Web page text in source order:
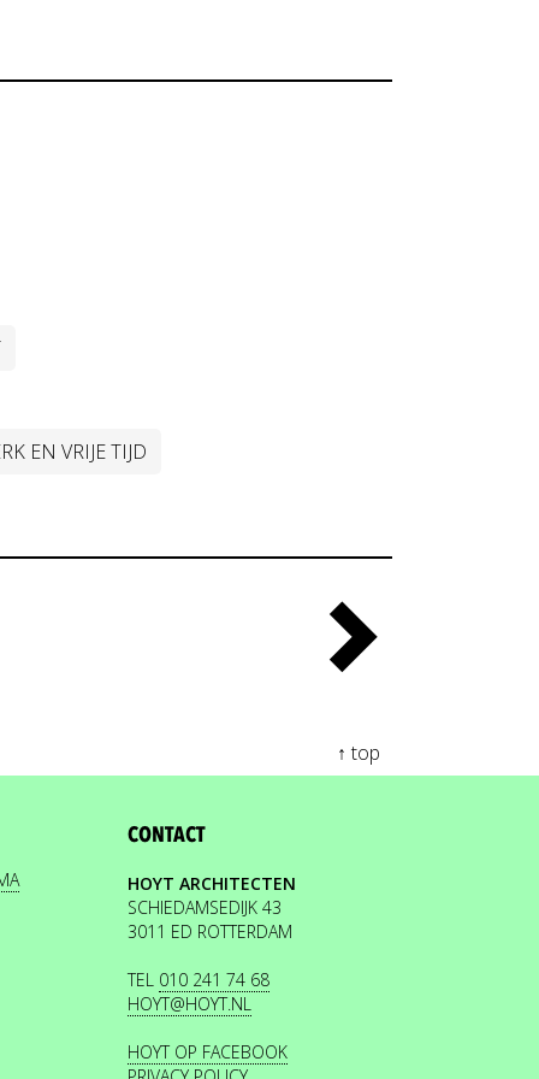
EN VRIJE TIJD
↑ top
CONTACT
HOYT ARCHITECTEN
SCHIEDAMSEDIJK 43
3011 ED ROTTERDAM
TEL 010 241 74 68
HOYT@HOYT.NL
HOYT OP FACEBOOK